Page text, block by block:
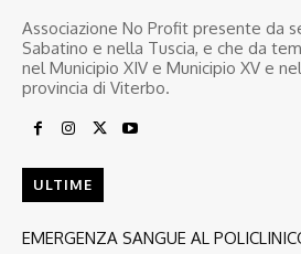
Associazione No Profit presente da
Sabatino e nella Tuscia, e che da
nel Municipio XIV e Municipio XV e
provincia di Viterbo.
ULTIME
EMERGENZA SANGUE AL